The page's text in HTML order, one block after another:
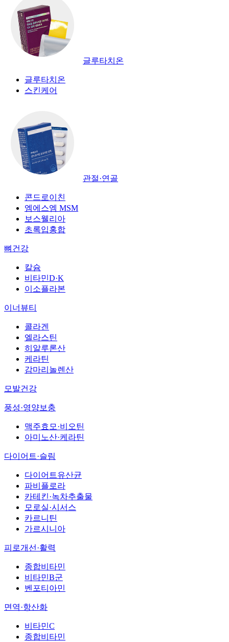
글루타치온
글루타치온
스킨케어
관절·연골
콘드로이친
엠에스엠 MSM
보스웰리아
초록입홍합
뼈건강
칼슘
비타민D·K
이소플라본
이너뷰티
콜라겐
엘라스틴
히알루론산
케라틴
감마리놀렌산
모발건강
풍성·영양보충
맥주효모·비오틴
아미노산·케라틴
다이어트·슬림
다이어트유산균
파비플로라
카테킨·녹차추출물
모로실·시서스
카르니틴
가르시니아
피로개선·활력
종합비타민
비타민B군
벤포티아민
면역·항산화
비타민C
종합비타민